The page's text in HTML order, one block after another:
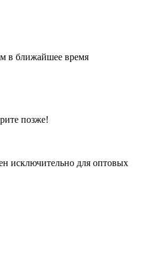
в ближайшее время
позже!
исключительно для оптовых